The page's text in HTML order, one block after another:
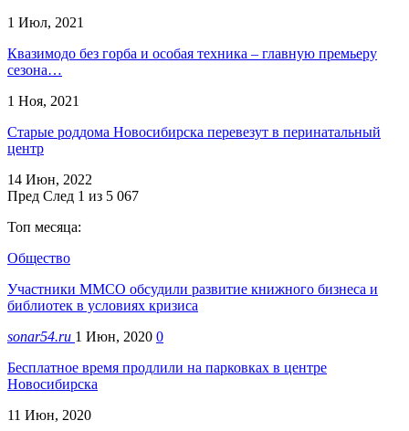
1 Июл, 2021
Квазимодо без горба и особая техника – главную премьеру
сезона…
1 Ноя, 2021
Старые роддома Новосибирска перевезут в перинатальный
центр
14 Июн, 2022
Пред След 1 из 5 067
Топ месяца:
Общество
Участники ММСО обсудили развитие книжного бизнеса и
библиотек в условиях кризиса
sonar54.ru 1 Июн, 2020 0
Бесплатное время продлили на парковках в центре
Новосибирска
11 Июн, 2020